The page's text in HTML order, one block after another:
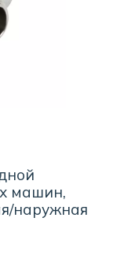
машин,
наружная